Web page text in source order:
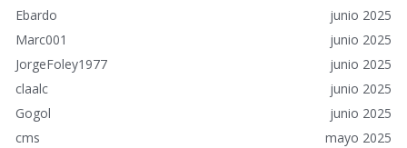
junio 2025
Ebardo
junio 2025
Marc001
junio 2025
JorgeFoley1977
junio 2025
claalc
junio 2025
Gogol
mayo 2025
cms